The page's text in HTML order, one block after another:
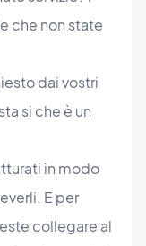
che non state
dai vostri
si che è un
in modo
E per
collegare al